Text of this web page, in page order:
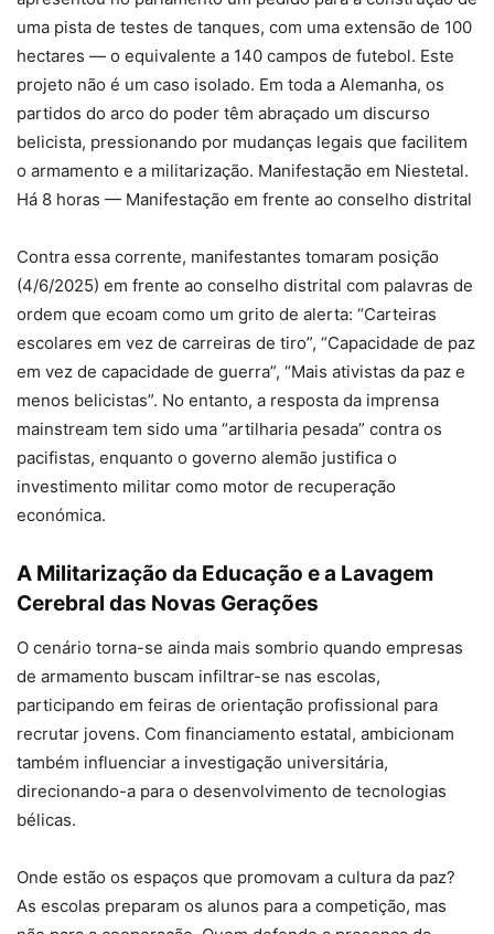
uma pista de testes de tanques, com uma extensão de 100
hectares — o equivalente a 140 campos de futebol. Este
projeto não é um caso isolado. Em toda a Alemanha, os
partidos do arco do poder têm abraçado um discurso
belicista, pressionando por mudanças legais que facilitem
o armamento e a militarização. Manifestação em Niestetal.
Há 8 horas — Manifestação em frente ao conselho distrital
Contra essa corrente, manifestantes tomaram posição
(4/6/2025) em frente ao conselho distrital com palavras de
ordem que ecoam como um grito de alerta: “Carteiras
escolares em vez de carreiras de tiro”, “Capacidade de paz
em vez de capacidade de guerra”, “Mais ativistas da paz e
menos belicistas”. No entanto, a resposta da imprensa
mainstream tem sido uma “artilharia pesada” contra os
pacifistas, enquanto o governo alemão justifica o
investimento militar como motor de recuperação
económica.
A Militarização da Educação e a Lavagem
Cerebral das Novas Gerações
O cenário torna-se ainda mais sombrio quando empresas
de armamento buscam infiltrar-se nas escolas,
participando em feiras de orientação profissional para
recrutar jovens. Com financiamento estatal, ambicionam
também influenciar a investigação universitária,
direcionando-a para o desenvolvimento de tecnologias
bélicas.
Onde estão os espaços que promovam a cultura da paz?
As escolas preparam os alunos para a competição, mas